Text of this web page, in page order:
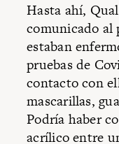
Hasta ahí,
comunicado al
estaban
pruebas de
contacto con
mascarillas,
Podría haber
acrílico entre